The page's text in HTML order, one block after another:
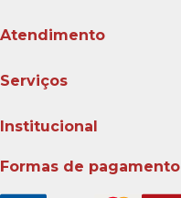
Atendimento
Serviços
Institucional
Formas de pagamento